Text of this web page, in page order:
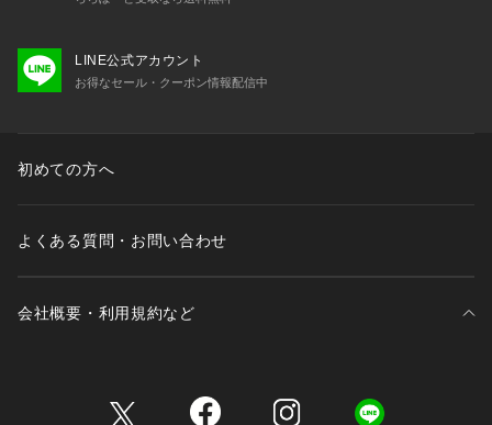
LINE公式アカウント
お得なセール・クーポン情報配信中
初めての方へ
よくある質問・お問い合わせ
会社概要・利用規約など